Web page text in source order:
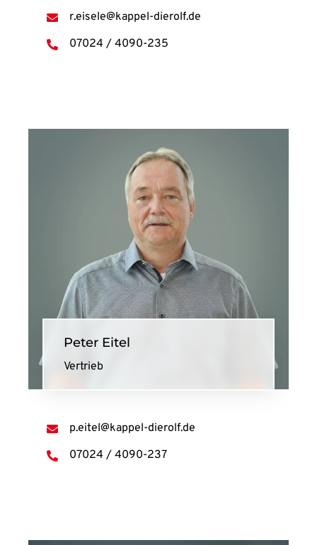
r.eisele@kappel-dierolf.de
07024 / 4090-235
Peter Eitel
Vertrieb
p.eitel@kappel-dierolf.de
07024 / 4090-237